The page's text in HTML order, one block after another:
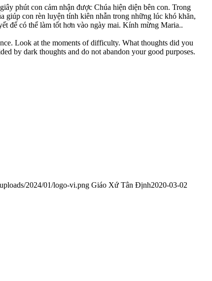
phút con cảm nhận được Chúa hiện diện bên con. Trong
giúp con rèn luyện tính kiên nhẫn trong những lúc khó khăn,
để có thể làm tốt hơn vào ngày mai. Kính mừng Maria..
Look at the moments of difficulty. What thoughts did you
by dark thoughts and do not abandon your good purposes.
2024/01/logo-vi.png Giáo Xứ Tân Định2020-03-02